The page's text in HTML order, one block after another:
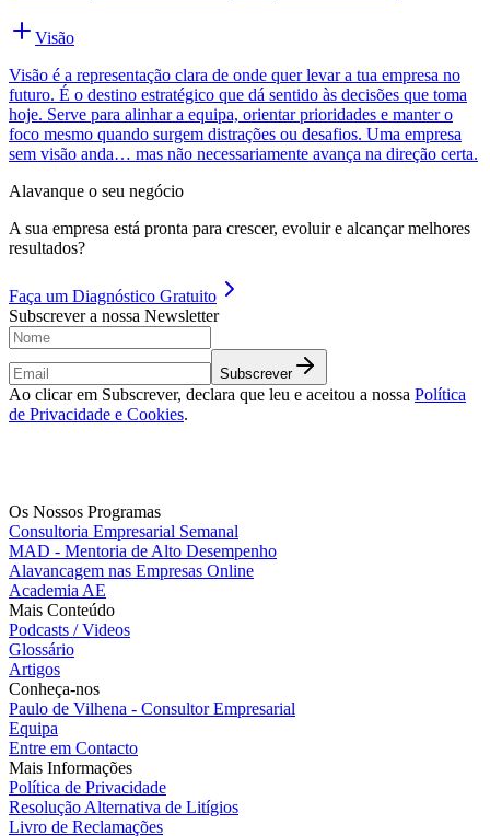
Visão
Visão é a representação clara de onde quer levar a tua empresa no
futuro. É o destino estratégico que dá sentido às decisões que toma
hoje. Serve para alinhar a equipa, orientar prioridades e manter o
foco mesmo quando surgem distrações ou desafios. Uma empresa
sem visão anda… mas não necessariamente avança na direção certa.
Alavanque o seu negócio
A sua empresa está pronta para crescer, evoluir e alcançar melhores
resultados?
Faça um Diagnóstico Gratuito
Subscrever a nossa Newsletter
Subscrever
Ao clicar em Subscrever, declara que leu e aceitou a nossa Política
de Privacidade e Cookies.
Os Nossos Programas
Consultoria Empresarial Semanal
MAD - Mentoria de Alto Desempenho
Alavancagem nas Empresas Online
Academia AE
Mais Conteúdo
Podcasts / Videos
Glossário
Artigos
Conheça-nos
Paulo de Vilhena - Consultor Empresarial
Equipa
Entre em Contacto
Mais Informações
Política de Privacidade
Resolução Alternativa de Litígios
Livro de Reclamações